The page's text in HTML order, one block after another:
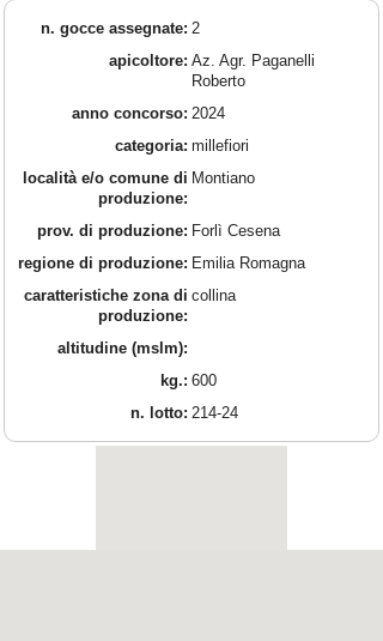
n. gocce assegnate: 2
apicoltore: Az. Agr. Paganelli
Roberto
anno concorso: 2024
categoria: millefiori
località e/o comune di
produzione:
Montiano
prov. di produzione: Forlì Cesena
regione di produzione: Emilia Romagna
caratteristiche zona di
produzione:
collina
altitudine (mslm):
kg.: 600
n. lotto: 214-24